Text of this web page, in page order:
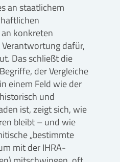
an staatlichem
konkreten
dafür,
Das schließt die
der Vergleiche
einem Feld wie der
und
ist, zeigt sich, wie
bleibt – und wie
„bestimmte
mit der IHRA-